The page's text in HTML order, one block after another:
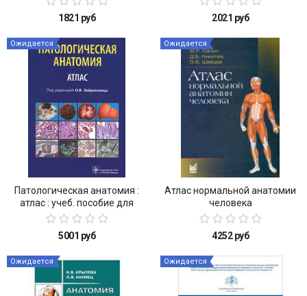
1821 руб
2021 руб
Ожидается
Патологическая анатомия :
атлас : учеб. пособие для
студентов медицинских вузов
образования
5001 руб
Ожидается
Атлас нормальной анатомии
человека
4252 руб
Ожидается Ожидается